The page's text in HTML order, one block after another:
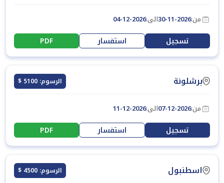
من:30-11-2026الى:04-12-2026
تسجيل استفسار PDF
برشلونة الرسوم: 5100 $
من:07-12-2026الى:11-12-2026
تسجيل استفسار PDF
اسطنبول الرسوم: 4500 $